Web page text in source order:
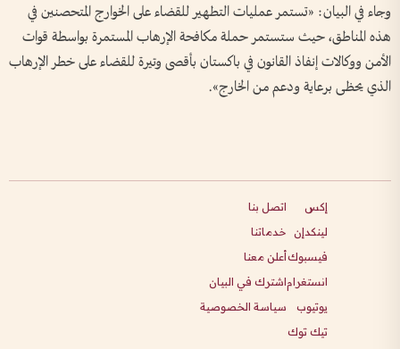
وجاء في البيان: «تستمر عمليات التطهير للقضاء على الخوارج المتحصنين في
هذه المناطق، حيث ستستمر حملة مكافحة الإرهاب المستمرة بواسطة قوات
الأمن ووكالات إنفاذ القانون في باكستان بأقصى وتيرة للقضاء على خطر الإرهاب
الذي يحظى برعاية ودعم من الخارج».
إكس
لينكدإن
فيسبوك
انستغرام
يوتيوب
تيك توك
اتصل بنا
خدماتنا
أعلن معنا
اشترك في البيان
سياسة الخصوصية